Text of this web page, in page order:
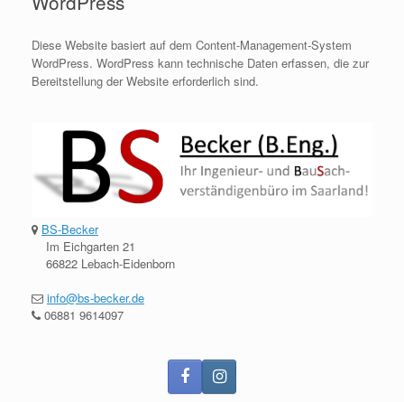
Diese Website basiert auf dem Content-Management-System
WordPress. WordPress kann technische Daten erfassen, die zur
Bereitstellung der Website erforderlich sind.
BS-Becker
Im Eichgarten 21
66822 Lebach-Eidenborn
info@bs-becker.de
06881 9614097